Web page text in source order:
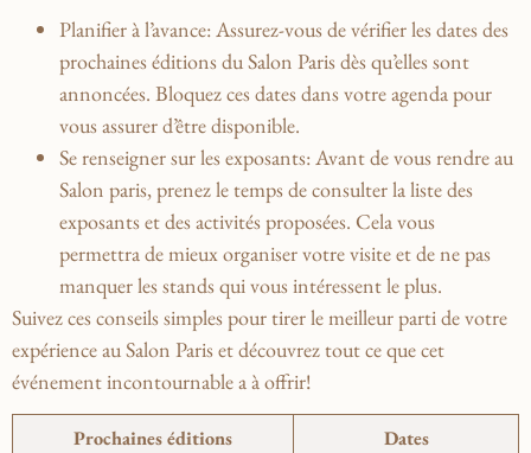
Planifier à l’avance: Assurez-vous de vérifier les dates⁤ des
prochaines éditions du‌ Salon Paris ⁣dès qu’elles sont
annoncées. Bloquez ces dates dans votre agenda pour
vous‌ assurer d’être disponible.
Se renseigner sur les exposants: Avant⁢ de vous rendre au
Salon paris, prenez le ‌temps de consulter la ⁣liste des
exposants et des activités proposées. Cela vous
permettra de⁢ mieux organiser votre visite et de ‌ne pas
manquer⁣ les‍ stands qui vous intéressent le plus.
Suivez ces conseils simples pour‌ tirer ‌le meilleur parti de votre
expérience au Salon Paris et découvrez ⁤tout ce que cet
événement incontournable a à offrir!
Prochaines éditions
Dates